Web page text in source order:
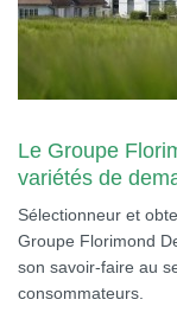
Le Groupe
variétés de
Sélectionneur et
Groupe Florimond
son savoir-faire au
consommateurs.